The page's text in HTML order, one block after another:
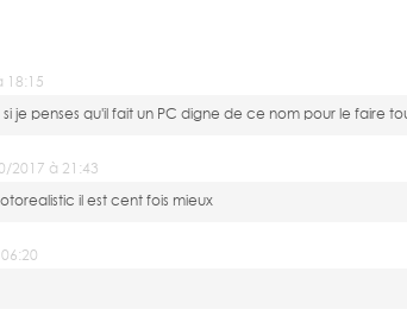
18:15
je penses qu'il fait un PC digne de ce nom pour le faire
2017 à 21:43
il est cent fois mieux